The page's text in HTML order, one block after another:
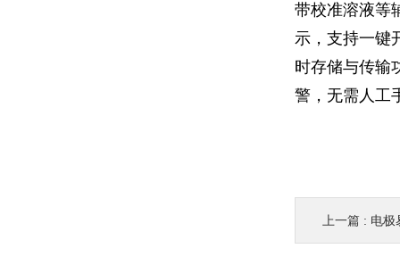
带校准溶液等
示，支持一键
时存储与传输
警，无需人工
上一篇 : 电极